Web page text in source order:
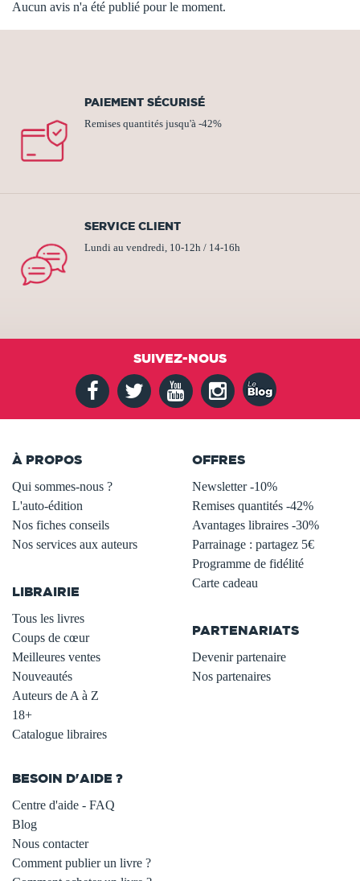
Aucun avis n'a été publié pour le moment.
PAIEMENT SÉCURISÉ
Remises quantités jusqu'à -42%
SERVICE CLIENT
Lundi au vendredi, 10-12h / 14-16h
SUIVEZ-NOUS
À PROPOS
Qui sommes-nous ?
L'auto-édition
Nos fiches conseils
Nos services aux auteurs
LIBRAIRIE
Tous les livres
Coups de cœur
Meilleures ventes
Nouveautés
Auteurs de A à Z
18+
Catalogue libraires
OFFRES
Newsletter -10%
Remises quantités -42%
Avantages libraires -30%
Parrainage : partagez 5€
Programme de fidélité
Carte cadeau
PARTENARIATS
Devenir partenaire
Nos partenaires
BESOIN D'AIDE ?
Centre d'aide - FAQ
Blog
Nous contacter
Comment publier un livre ?